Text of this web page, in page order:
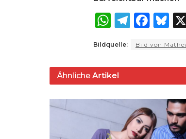
W
a
ts
A
p
T
e
g
ra
m
F
c
e
b
o
o
k
B
e
s
k
y
Bildquelle: Bild von
Ähnliche Artikel